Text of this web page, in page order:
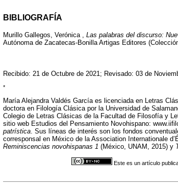
BIBLIOGRAFÍA
Murillo Gallegos, Verónica , Las palabras del discurso:
Autónoma de Zacatecas-Bonilla Artigas Editores
Recibido: 21 de Octubre de 2021; Revisado: 03 de
*
María Alejandra Valdés García es licenciada en Letras
doctora en Filología Clásica por la Universidad de
Colegio de Letras Clásicas de la Facultad de Filosofía y
sitio web Estudios del Pensamiento Novohispano:
patrística. Sus líneas de interés son los fondos
corresponsal en México de la Association Internationale
Reminiscencias novohispanas 1 (México, UNAM, 2015) y
Este es un artículo